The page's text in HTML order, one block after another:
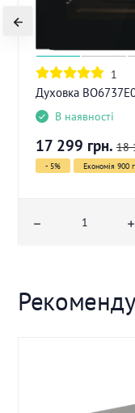
1
Духовка
В наявності
17 299 грн. 18
- 5% Економія 900